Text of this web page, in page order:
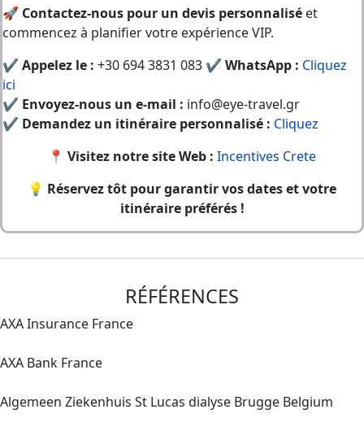
🚀 Contactez-nous pour un devis personnalisé et
commencez à planifier votre expérience VIP.
✔ Appelez le : +30 694 3831 083 ✔ WhatsApp : Cliquez
ici
✔ Envoyez-nous un e-mail : info@eye-travel.gr
✔ Demandez un itinéraire personnalisé : Cliquez
📍 Visitez notre site Web : Incentives Crete
💡 Réservez tôt pour garantir vos dates et votre
itinéraire préférés !
RÉFÉRENCES
AXA Insurance France
AXA Bank France
Algemeen Ziekenhuis St Lucas dialyse Brugge Belgium